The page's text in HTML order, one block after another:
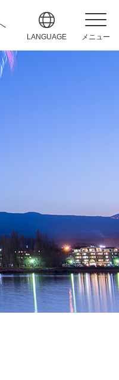
LANGUAGE メニュー